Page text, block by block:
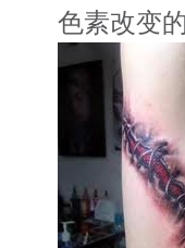
色素改变